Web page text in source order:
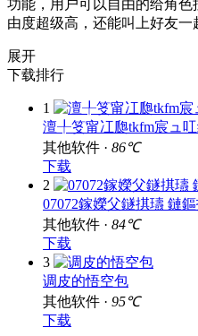
功能，用户可以自由的给角
由度超级高，还能叫上好友一
展开
下载排行
1
澶╀笅甯冮瓟tkfm宸ュ叿
其他软件 · 86℃
下载
2
07072鎵嬫父鐩掑瓙 鏈
其他软件 · 84℃
下载
3
调皮的悟空包
其他软件 · 95℃
下载